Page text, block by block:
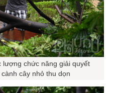
lượng chức năng giải quyết
cây nhỏ thu dọn